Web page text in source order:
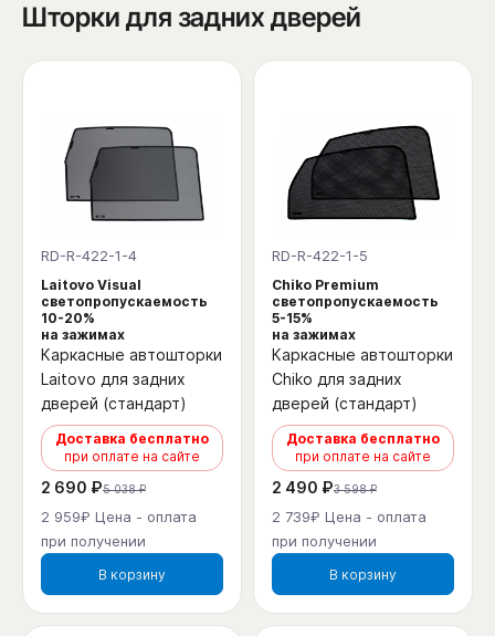
Шторки для задних дверей
RD-R-422-1-4
Laitovo Visual
светопропускаемость
10-20%
на зажимах
Каркасные автошторки
Laitovo для задних
дверей (стандарт)
Доставка бесплатно
при оплате на сайте
2 690 ₽5 038 ₽
2 959₽ Цена - оплата
при получении
В корзину
RD-R-422-1-5
Chiko Premium
светопропускаемость
5-15%
на зажимах
Каркасные автошторки
Chiko для задних
дверей (стандарт)
Доставка бесплатно
при оплате на сайте
2 490 ₽3 598 ₽
2 739₽ Цена - оплата
при получении
В корзину